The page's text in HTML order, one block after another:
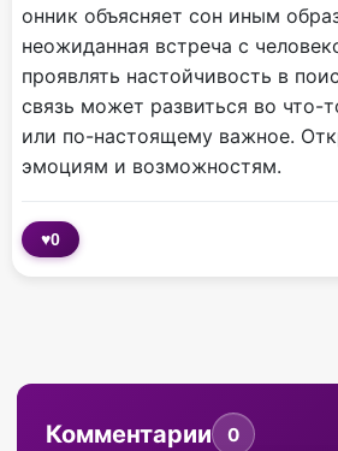
онник объясняет сон иным
неожиданная встреча с
проявлять настойчивость в
связь может развиться во что-
или по-настоящему важное.
эмоциям и возможностям.
♥0
Комментарии 0